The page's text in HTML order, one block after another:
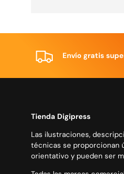
Envío gratis
Tienda Digipress
Las ilustraciones,
técnicas se proporcionan
orientativo y pueden ser